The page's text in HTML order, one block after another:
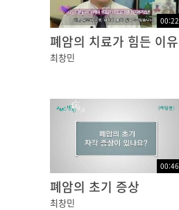
00:22
폐암의 치료가 힘든 이유
최창민
00:46
폐암의 초기 증상
최창민